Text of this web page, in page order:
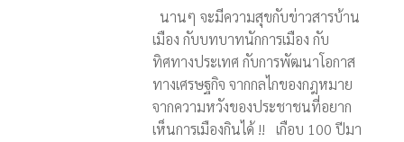
นานๆ จะมีความสุขกับข่าวสารบ้าน
เมือง กับบทบาทนักการเมือง กับ
ทิศทางประเทศ กับการพัฒนาโอกาส
ทางเศรษฐกิจ จากกลไกของกฎหมาย
จากความหวังของประชาชนที่อยาก
เห็นการเมืองกินได้ !! เกือบ 100 ปีมา